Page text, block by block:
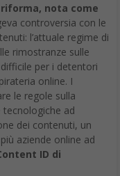
nota come
controversia con le
l’attuale regime di
rimostranze sulle
per i detentori
online. I
le regole sulla
tecnologiche ad
dei contenuti, un
aziende online ad
ID di